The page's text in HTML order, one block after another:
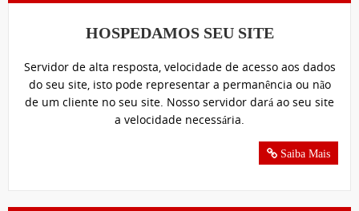
HOSPEDAMOS SEU SITE
Servidor de alta resposta, velocidade de acesso aos dados
do seu site, isto pode representar a permanência ou não
de um cliente no seu site. Nosso servidor dará ao seu site
a velocidade necessária.
Saiba Mais